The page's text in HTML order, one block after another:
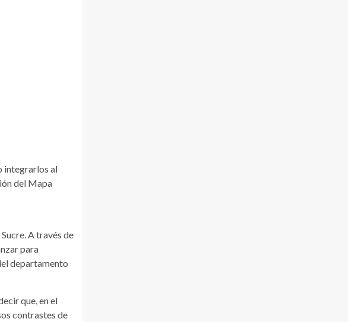
integrarlos al
del Mapa
A través de
para
departamento
que, en el
contrastes de